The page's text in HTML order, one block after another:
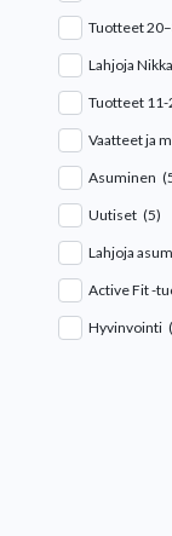
Tuotteet
Lahjoja
Tuotteet 11-
Vaatteet ja
Asuminen
Uutiset (5)
Lahjoja
Active Fit -
Hyvinvointi